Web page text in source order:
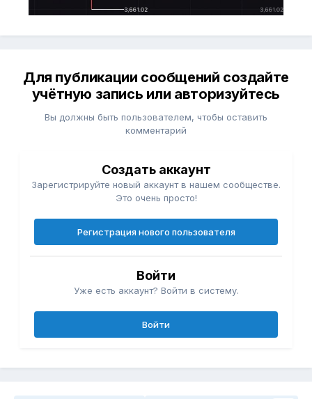
Для публикации сообщений создайте
учётную запись или авторизуйтесь
Вы должны быть пользователем, чтобы оставить
комментарий
Создать аккаунт
Зарегистрируйте новый аккаунт в нашем сообществе.
Это очень просто!
Регистрация нового пользователя
Войти
Уже есть аккаунт? Войти в систему.
Войти